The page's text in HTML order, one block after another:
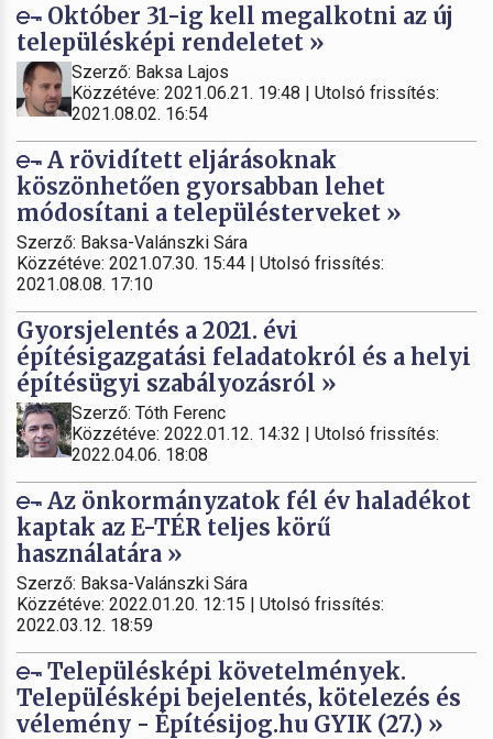
Október 31-ig kell megalkotni az új
településképi rendeletet »
Szerző: Baksa Lajos
Közzétéve: 2021.06.21. 19:48 | Utolsó frissítés:
2021.08.02. 16:54
A rövidített eljárásoknak
köszönhetően gyorsabban lehet
módosítani a településterveket »
Szerző: Baksa-Valánszki Sára
Közzétéve: 2021.07.30. 15:44 | Utolsó frissítés:
2021.08.08. 17:10
Gyorsjelentés a 2021. évi
építésigazgatási feladatokról és a helyi
építésügyi szabályozásról »
Szerző: Tóth Ferenc
Közzétéve: 2022.01.12. 14:32 | Utolsó frissítés:
2022.04.06. 18:08
Az önkormányzatok fél év haladékot
kaptak az E-TÉR teljes körű
használatára »
Szerző: Baksa-Valánszki Sára
Közzétéve: 2022.01.20. 12:15 | Utolsó frissítés:
2022.03.12. 18:59
Településképi követelmények.
Településképi bejelentés, kötelezés és
vélemény - Építésijog.hu GYIK (27.) »